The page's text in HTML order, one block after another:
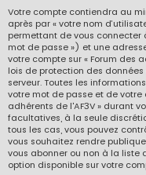
Votre compte contiendra au
après par « votre nom
permettant de vous
mot de passe ») et une
votre compte sur « Forum des
lois de protection des
serveur. Toutes les
votre mot de passe et de votre
adhérents de l'AF3V » durant
facultatives, à la seule
tous les cas, vous pouvez
vous souhaitez rendre
vous abonner ou non à la liste
option disponible sur votre